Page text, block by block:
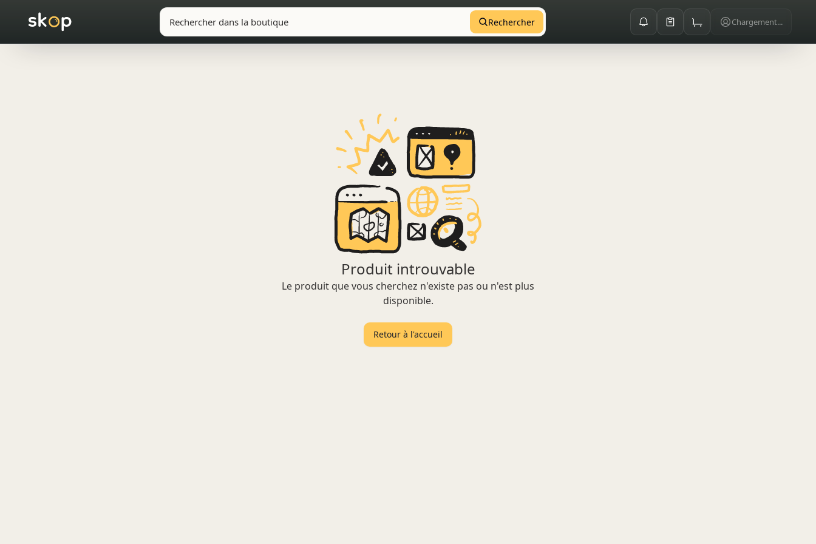
Rechercher Chargement...
Produit introuvable
Le produit que vous cherchez n'existe pas ou n'est plus
disponible.
Retour à l'accueil